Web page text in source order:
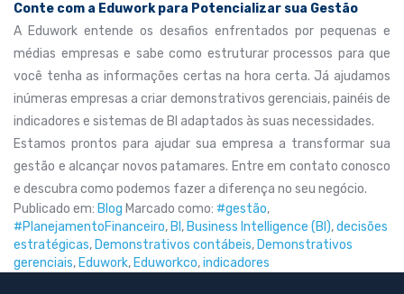
Conte com a Eduwork para Potencializar sua Gestão
A Eduwork entende os desafios enfrentados por pequenas e
médias empresas e sabe como estruturar processos para que
você tenha as informações certas na hora certa. Já ajudamos
inúmeras empresas a criar demonstrativos gerenciais, painéis de
indicadores e sistemas de BI adaptados às suas necessidades.
Estamos prontos para ajudar sua empresa a transformar sua
gestão e alcançar novos patamares. Entre em contato conosco
e descubra como podemos fazer a diferença no seu negócio.
Publicado em: Blog Marcado como: #gestão,
#PlanejamentoFinanceiro, BI , Business Intelligence (BI),decisões
estratégicas, Demonstrativos contábeis, Demonstrativos
gerenciais, Eduwork, Eduworkco,indicadores